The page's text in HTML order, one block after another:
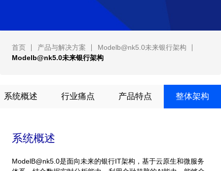
首页 产品与解决方案
Modelb@nk5.0未来银行架构
Modelb@nk5.0未来银行架构
系统概述 行业痛点 产品特点 整体架构
系统概述
ModelB@nk5.0是面向未来的银行IT架构，基于云原生和微服务